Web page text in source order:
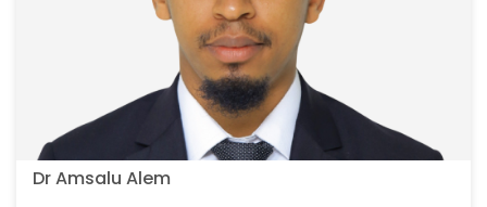
Dr Amsalu Alem